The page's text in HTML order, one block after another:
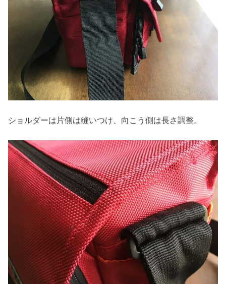
ショルダーは片側は縫いつけ、向こう側は長さ調整。